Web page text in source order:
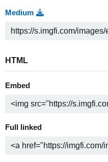
Medium
HTML
Embed
Full linked